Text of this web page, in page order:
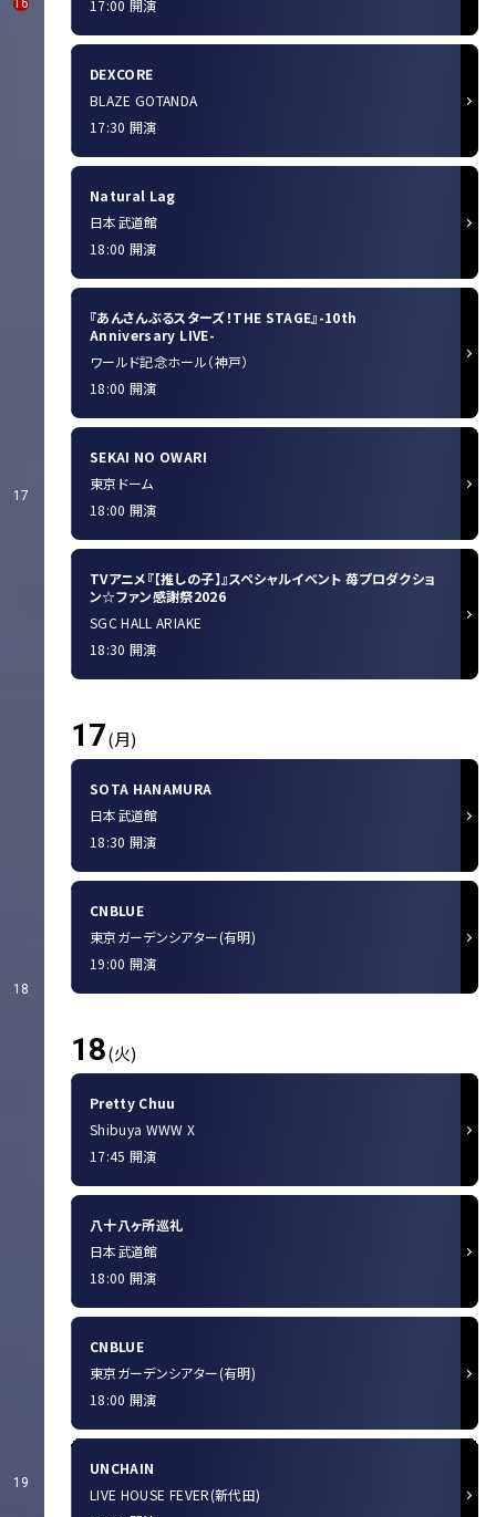
17
18
19
17:00 開演
DEXCORE
BLAZE GOTANDA
17:30 開演
Natural Lag
日本武道館
18:00 開演
『あんさんぶるスターズ！THE STAGE』-10th
Anniversary LIVE-
ワールド記念ホール（神戸）
18:00 開演
SEKAI NO OWARI
東京ドーム
18:00 開演
TVアニメ『【推しの子】』スペシャルイベント 苺プロダクショ
ン☆ファン感謝祭2026
SGC HALL ARIAKE
18:30 開演
17(月)
SOTA HANAMURA
日本武道館
18:30 開演
CNBLUE
東京ガーデンシアター(有明)
19:00 開演
18(火)
Pretty Chuu
Shibuya WWW X
17:45 開演
八十八ヶ所巡礼
日本武道館
18:00 開演
CNBLUE
東京ガーデンシアター(有明)
18:00 開演
UNCHAIN
LIVE HOUSE FEVER(新代田)